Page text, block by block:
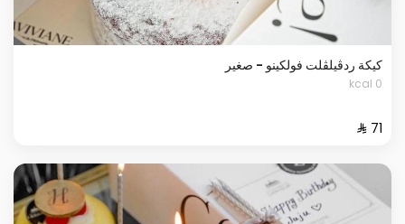
كيكة ردڤيلڤلت فولكينو - صغير
0 kcal